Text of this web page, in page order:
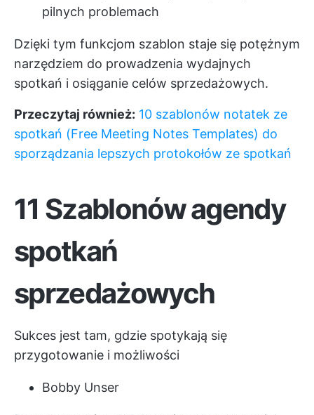
pilnych problemach
Dzięki tym funkcjom szablon staje się potężnym
narzędziem do prowadzenia wydajnych
spotkań i osiąganie celów sprzedażowych.
Przeczytaj również: 10 szablonów notatek ze
spotkań (Free Meeting Notes Templates) do
sporządzania lepszych protokołów ze spotkań
11 Szablonów agendy
spotkań
sprzedażowych
Sukces jest tam, gdzie spotykają się
przygotowanie i możliwości
Bobby Unser